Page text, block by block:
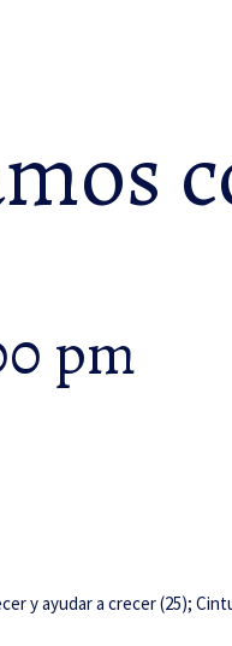
pm
y ayudar a crecer (25);